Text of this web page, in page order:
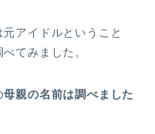
アイドルということ
てみました。
母親の名前は調べました